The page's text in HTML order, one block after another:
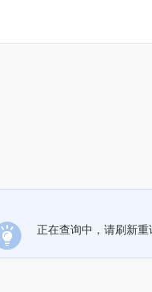
正在查询中，请刷新重